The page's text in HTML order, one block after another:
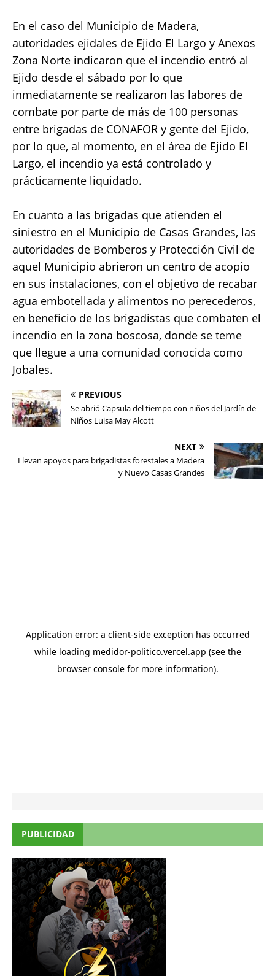
En el caso del Municipio de Madera,
autoridades ejidales de Ejido El Largo y Anexos
Zona Norte indicaron que el incendio entró al
Ejido desde el sábado por lo que
inmediatamente se realizaron las labores de
combate por parte de más de 100 personas
entre brigadas de CONAFOR y gente del Ejido,
por lo que, al momento, en el área de Ejido El
Largo, el incendio ya está controlado y
prácticamente liquidado.
En cuanto a las brigadas que atienden el
siniestro en el Municipio de Casas Grandes, las
autoridades de Bomberos y Protección Civil de
aquel Municipio abrieron un centro de acopio
en sus instalaciones, con el objetivo de recabar
agua embotellada y alimentos no perecederos,
en beneficio de los brigadistas que combaten el
incendio en la zona boscosa, donde se teme
que llegue a una comunidad conocida como
Jobales.
PREVIOUS
Se abrió Capsula del tiempo con niños del Jardín de
Niños Luisa May Alcott
NEXT
Llevan apoyos para brigadistas forestales a Madera
y Nuevo Casas Grandes
PUBLICIDAD